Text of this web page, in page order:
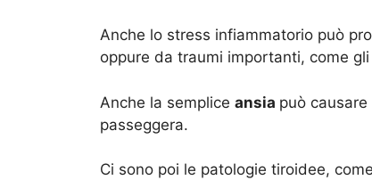
Anche lo stress infiammatorio può
oppure da traumi importanti, come
Anche la semplice ansia può
passeggera.
Ci sono poi le patologie tiroidee,